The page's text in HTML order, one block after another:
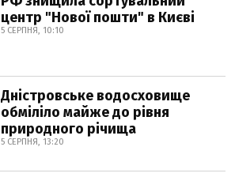
центр "Нової пошти" в Києві
5 СЕРПНЯ, 10:10
Дністровське водосховище
обміліло майже до рівня
природного річища
5 СЕРПНЯ, 13:20